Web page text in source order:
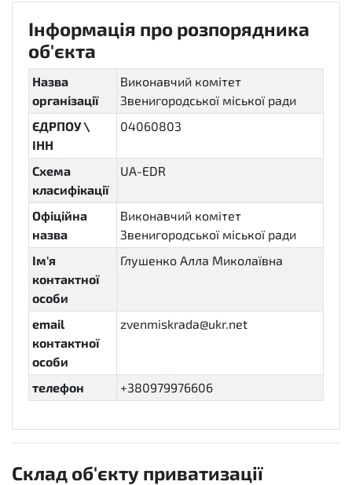
Інформація про розпорядника
об'єкта
Назва
організації
Виконавчий комітет
Звенигородської міської ради
ЄДРПОУ \
ІНН
04060803
Схема
класифікації
UA-EDR
Офіційна
назва
Виконавчий комітет
Звенигородської міської ради
Ім'я
контактної
особи
Глушенко Алла Миколаївна
email
контактної
особи
zvenmiskrada@ukr.net
телефон +380979976606
Склад об'єкту приватизації